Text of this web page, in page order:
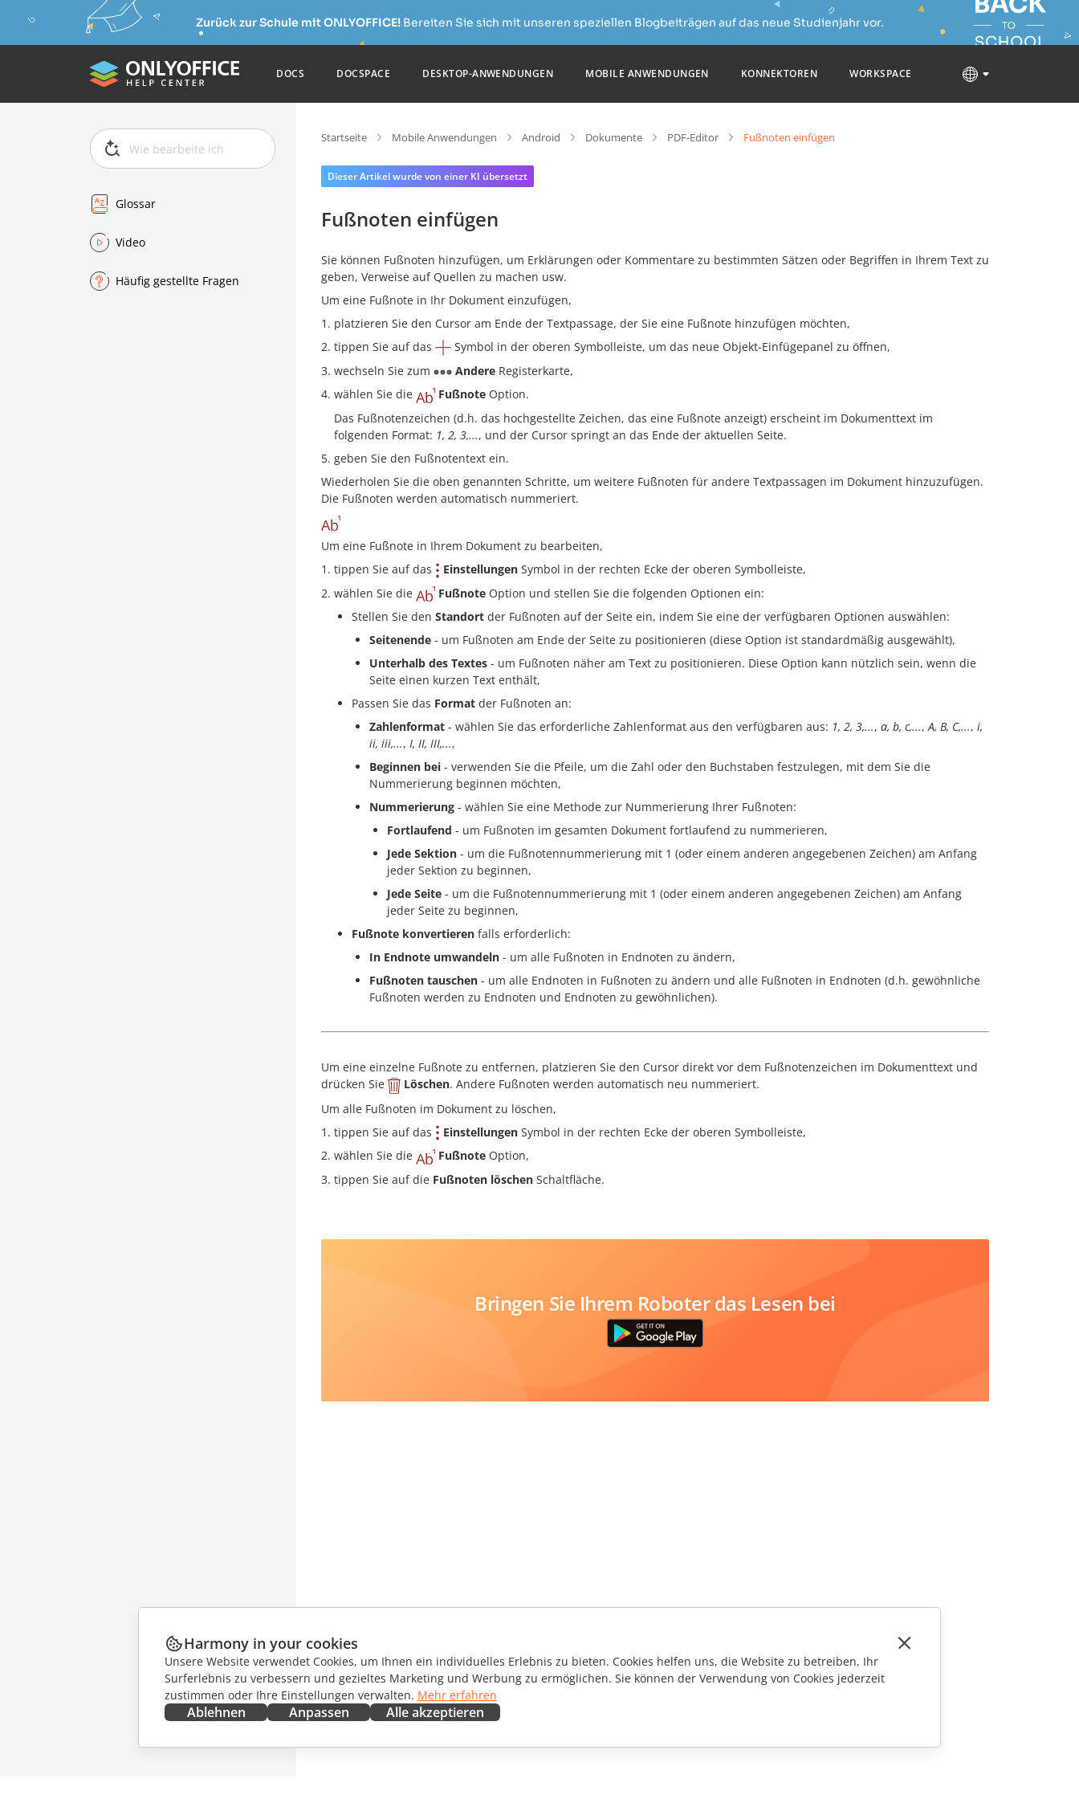
Zurück zur Schule mit ONLYOFFICE!Bereiten Sie sich mit unseren speziellen Blogbeiträgen auf das neue Studienjahr vor.
DOCS DOCSPACE DESKTOP-ANWENDUNGEN MOBILE ANWENDUNGEN KONNEKTOREN WORKSPACE
Glossar
Video
Häufig gestellte Fragen
Startseite Mobile Anwendungen Android Dokumente PDF-Editor Fußnoten einfügen
Dieser Artikel wurde von einer KI übersetzt
Fußnoten einfügen
Sie können Fußnoten hinzufügen, um Erklärungen oder Kommentare zu bestimmten Sätzen oder Begriffen in Ihrem Text zu
geben, Verweise auf Quellen zu machen usw.
Um eine Fußnote in Ihr Dokument einzufügen,
platzieren Sie den Cursor am Ende der Textpassage, der Sie eine Fußnote hinzufügen möchten,
tippen Sie auf das
Symbol in der oberen Symbolleiste, um das neue Objekt-Einfügepanel zu öffnen,
wechseln Sie zum
Andere Registerkarte,
wählen Sie die
Fußnote Option.
Das Fußnotenzeichen (d.h. das hochgestellte Zeichen, das eine Fußnote anzeigt) erscheint im Dokumenttext im
folgenden Format: 1, 2, 3,..., und der Cursor springt an das Ende der aktuellen Seite.
geben Sie den Fußnotentext ein.
Wiederholen Sie die oben genannten Schritte, um weitere Fußnoten für andere Textpassagen im Dokument hinzuzufügen.
Die Fußnoten werden automatisch nummeriert.
Um eine Fußnote in Ihrem Dokument zu bearbeiten,
tippen Sie auf das
Einstellungen Symbol in der rechten Ecke der oberen Symbolleiste,
wählen Sie die
Fußnote Option und stellen Sie die folgenden Optionen ein:
Stellen Sie den Standort der Fußnoten auf der Seite ein, indem Sie eine der verfügbaren Optionen auswählen:
Seitenende - um Fußnoten am Ende der Seite zu positionieren (diese Option ist standardmäßig ausgewählt),
Unterhalb des Textes - um Fußnoten näher am Text zu positionieren. Diese Option kann nützlich sein, wenn die
Seite einen kurzen Text enthält,
Passen Sie das Format der Fußnoten an:
Zahlenformat - wählen Sie das erforderliche Zahlenformat aus den verfügbaren aus: 1, 2, 3,..., a, b, c,...,A, B, C,..., i,
ii, iii,..., I, II, III,...,
Beginnen bei - verwenden Sie die Pfeile, um die Zahl oder den Buchstaben festzulegen, mit dem Sie die
Nummerierung beginnen möchten,
Nummerierung - wählen Sie eine Methode zur Nummerierung Ihrer Fußnoten:
Fortlaufend - um Fußnoten im gesamten Dokument fortlaufend zu nummerieren,
Jede Sektion - um die Fußnotennummerierung mit 1 (oder einem anderen angegebenen Zeichen) am Anfang
jeder Sektion zu beginnen,
Jede Seite - um die Fußnotennummerierung mit 1 (oder einem anderen angegebenen Zeichen) am Anfang
jeder Seite zu beginnen,
Fußnote konvertieren falls erforderlich:
In Endnote umwandeln - um alle Fußnoten in Endnoten zu ändern,
Fußnoten tauschen - um alle Endnoten in Fußnoten zu ändern und alle Fußnoten in Endnoten (d.h. gewöhnliche
Fußnoten werden zu Endnoten und Endnoten zu gewöhnlichen).
Um eine einzelne Fußnote zu entfernen, platzieren Sie den Cursor direkt vor dem Fußnotenzeichen im Dokumenttext und
drücken Sie
Löschen. Andere Fußnoten werden automatisch neu nummeriert.
Um alle Fußnoten im Dokument zu löschen,
tippen Sie auf das
Einstellungen Symbol in der rechten Ecke der oberen Symbolleiste,
wählen Sie die
Fußnote Option,
tippen Sie auf die Fußnoten löschen Schaltfläche.
Bringen Sie Ihrem Roboter das Lesen bei
Harmony in your cookies
Unsere Website verwendet Cookies, um Ihnen ein individuelles Erlebnis zu bieten. Cookies helfen uns, die Website zu betreiben, Ihr
Surferlebnis zu verbessern und gezieltes Marketing und Werbung zu ermöglichen. Sie können der Verwendung von Cookies jederzeit
zustimmen oder Ihre Einstellungen verwalten. Mehr erfahren
Ablehnen Anpassen Alle akzeptieren